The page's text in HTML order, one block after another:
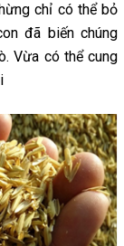
chỉ có thể bỏ
đã biến chúng
Vừa có thể cung